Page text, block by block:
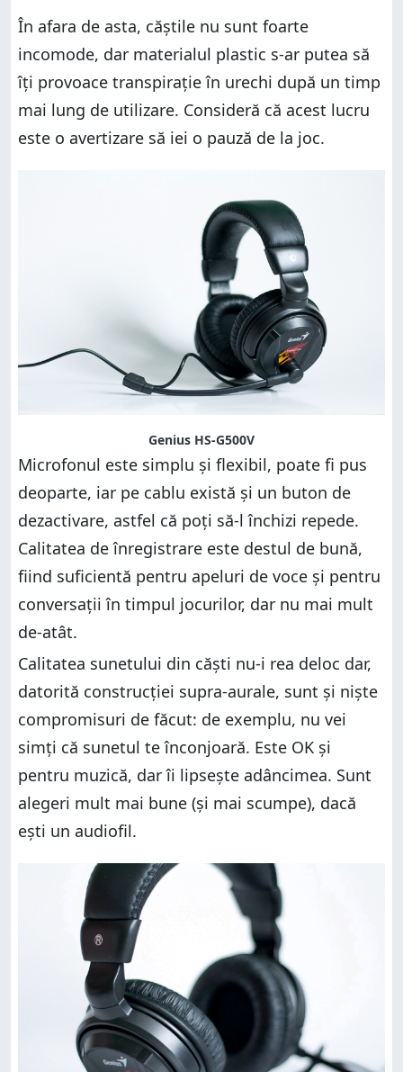
În afara de asta, căștile nu sunt foarte
incomode, dar materialul plastic s-ar putea să
îți provoace transpirație în urechi după un timp
mai lung de utilizare. Consideră că acest lucru
este o avertizare să iei o pauză de la joc.
Genius HS-G500V
Microfonul este simplu și flexibil, poate fi pus
deoparte, iar pe cablu există și un buton de
dezactivare, astfel că poți să-l închizi repede.
Calitatea de înregistrare este destul de bună,
fiind suficientă pentru apeluri de voce și pentru
conversații în timpul jocurilor, dar nu mai mult
de-atât.
Calitatea sunetului din căști nu-i rea deloc dar,
datorită construcției supra-aurale, sunt și niște
compromisuri de făcut: de exemplu, nu vei
simți că sunetul te înconjoară. Este OK și
pentru muzică, dar îi lipsește adâncimea. Sunt
alegeri mult mai bune (și mai scumpe), dacă
ești un audiofil.